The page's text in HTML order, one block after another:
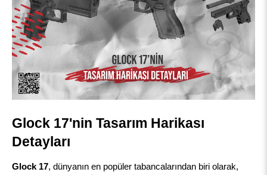
Glock 17'nin Tasarım Harikası
Detayları
Glock 17, dünyanın en popüler tabancalarından biri olarak,